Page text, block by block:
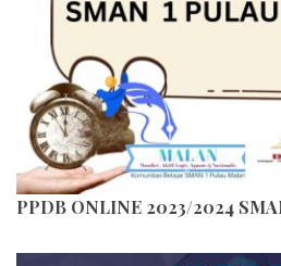
PPDB ONLINE 2023/2024